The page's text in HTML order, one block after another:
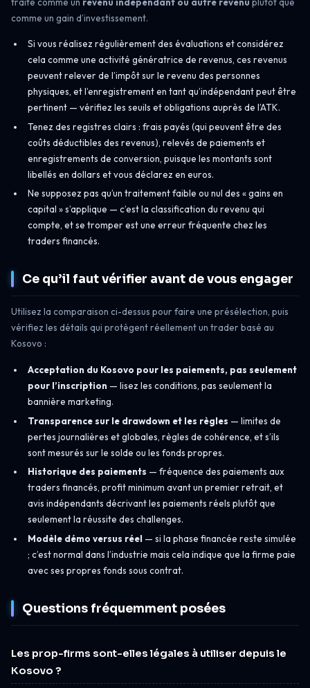
comme un gain d’investissement.
Si vous réalisez régulièrement des évaluations et considérez
cela comme une activité génératrice de revenus, ces revenus
peuvent relever de l’impôt sur le revenu des personnes
physiques, et l’enregistrement en tant qu’indépendant peut être
pertinent — vérifiez les seuils et obligations auprès de l’ATK.
Tenez des registres clairs : frais payés (qui peuvent être des
coûts déductibles des revenus), relevés de paiements et
enregistrements de conversion, puisque les montants sont
libellés en dollars et vous déclarez en euros.
Ne supposez pas qu’un traitement faible ou nul des « gains en
capital » s’applique — c’est la classification du revenu qui
compte, et se tromper est une erreur fréquente chez les
traders financés.
Ce qu’il faut vérifier avant de vous engager
Utilisez la comparaison ci-dessus pour faire une présélection, puis
vérifiez les détails qui protègent réellement un trader basé au
Kosovo :
Acceptation du Kosovo pour les paiements, pas seulement
pour l’inscription — lisez les conditions, pas seulement la
bannière marketing.
Transparence sur le drawdown et les règles — limites de
pertes journalières et globales, règles de cohérence, et s’ils
sont mesurés sur le solde ou les fonds propres.
Historique des paiements — fréquence des paiements aux
traders financés, profit minimum avant un premier retrait, et
avis indépendants décrivant les paiements réels plutôt que
seulement la réussite des challenges.
Modèle démo versus réel — si la phase financée reste simulée
; c’est normal dans l’industrie mais cela indique que la firme paie
avec ses propres fonds sous contrat.
Questions fréquemment posées
Les prop-firms sont-elles légales à utiliser depuis le
Kosovo ?